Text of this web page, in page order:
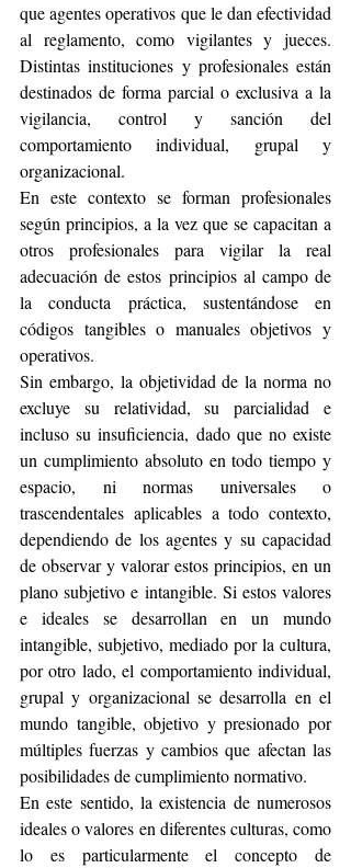
que agentes operativos que le dan efectividad
al reglamento, como vigilantes y jueces.
Distintas instituciones y profesionales están
destinados de forma parcial o exclusiva a la
vigilancia, control y sanción del
comportamiento individual, grupal y
organizacional.
En este contexto se forman profesionales
según principios, a la vez que se capacitan a
otros profesionales para vigilar la real
adecuación de estos principios al campo de
la conducta práctica, sustentándose en
códigos tangibles o manuales objetivos y
operativos.
Sin embargo, la objetividad de la norma no
excluye su relatividad, su parcialidad e
incluso su insuficiencia, dado que no existe
un cumplimiento absoluto en todo tiempo y
espacio, ni normas universales o
trascendentales aplicables a todo contexto,
dependiendo de los agentes y su capacidad
de observar y valorar estos principios, en un
plano subjetivo e intangible. Si estos valores
e ideales se desarrollan en un mundo
intangible, subjetivo, mediado por la cultura,
por otro lado, el comportamiento individual,
grupal y organizacional se desarrolla en el
mundo tangible, objetivo y presionado por
múltiples fuerzas y cambios que afectan las
posibilidades de cumplimiento normativo.
En este sentido, la existencia de numerosos
ideales o valores en diferentes culturas, como
lo es particularmente el concepto de